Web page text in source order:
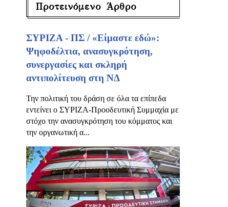
Προτεινόμενο Άρθρο
ΣΥΡΙΖΑ - ΠΣ / «Είμαστε εδώ»:
Ψηφοδέλτια, ανασυγκρότηση,
συνεργασίες και σκληρή
αντιπολίτευση στη ΝΔ
Την πολιτική του δράση σε όλα τα επίπεδα
εντείνει ο ΣΥΡΙΖΑ-Προοδευτική Συμμαχία με
στόχο την ανασυγκρότηση του κόμματος και
την οργανωτική α...